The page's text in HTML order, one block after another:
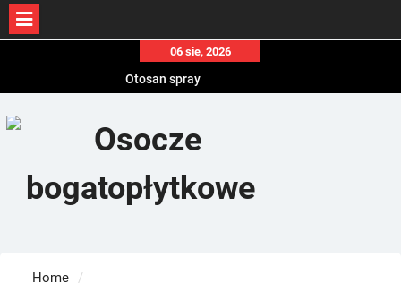
content
06 sie, 2026
Otosan spray
Home